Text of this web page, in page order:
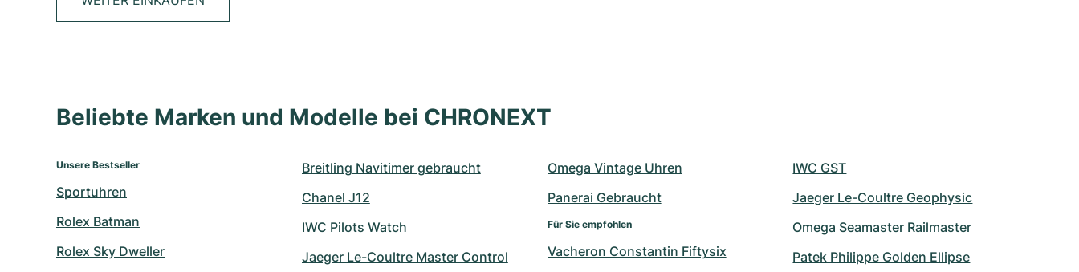
Beliebte Marken und Modelle bei CHRONEXT
Unsere Bestseller
Sportuhren
Rolex Batman
Rolex Sky Dweller
Breitling Navitimer gebraucht
Chanel J12
IWC Pilots Watch
Jaeger Le-Coultre Master Control
Omega Vintage Uhren
Panerai Gebraucht
Für Sie empfohlen
Vacheron Constantin Fiftysix
IWC GST
Jaeger Le-Coultre Geophysic
Omega Seamaster Railmaster
Patek Philippe Golden Ellipse